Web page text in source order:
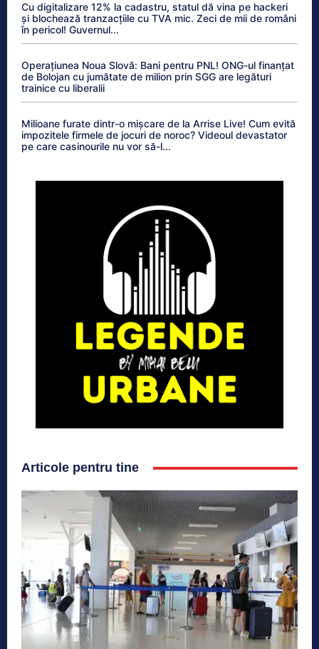
Cu digitalizare 12% la cadastru, statul dă vina pe hackeri
și blochează tranzacțiile cu TVA mic. Zeci de mii de români
în pericol! Guvernul...
Operațiunea Noua Slovă: Bani pentru PNL! ONG-ul finanțat
de Bolojan cu jumătate de milion prin SGG are legături
trainice cu liberalii
Milioane furate dintr-o mișcare de la Arrise Live! Cum evită
impozitele firmele de jocuri de noroc? Videoul devastator
pe care casinourile nu vor să-l...
Articole pentru tine